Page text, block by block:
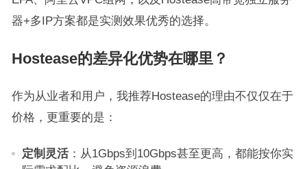
器+多IP方案都是实测效果优秀的选择。
Hostease的差异化优势在哪里？
作为从业者和用户，我推荐Hostease的理由不仅仅在于
价格，更重要的是：
定制灵活：从1Gbps到10Gbps甚至更高，都能按你实